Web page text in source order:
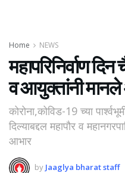
Home NEWS
महापरिनिर्वाण
व आयुक्तांनी
कोरोना,कोविड-19 च्या
दिल्याबद्दल महापौर व
आभार
by Jaaglya bharat staff